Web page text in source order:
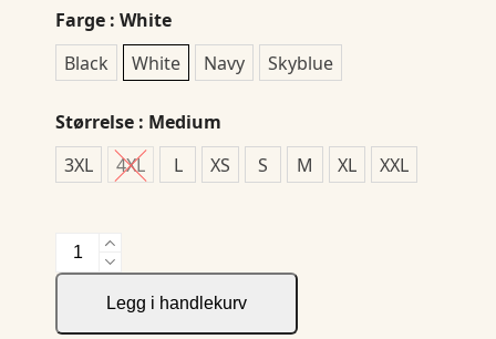
Farge : White
Black
White Navy Skyblue
Størrelse : Medium
3XL
4XL L XS S M XL XXL
JH&F
Green
02
Legg i handlekurv